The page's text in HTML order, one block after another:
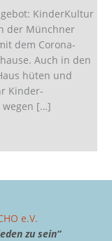
KinderKultur
der Münchner
dem Corona-
Auch in den
hüten und
Kinder-
wegen […]
e.V.
zu sein“